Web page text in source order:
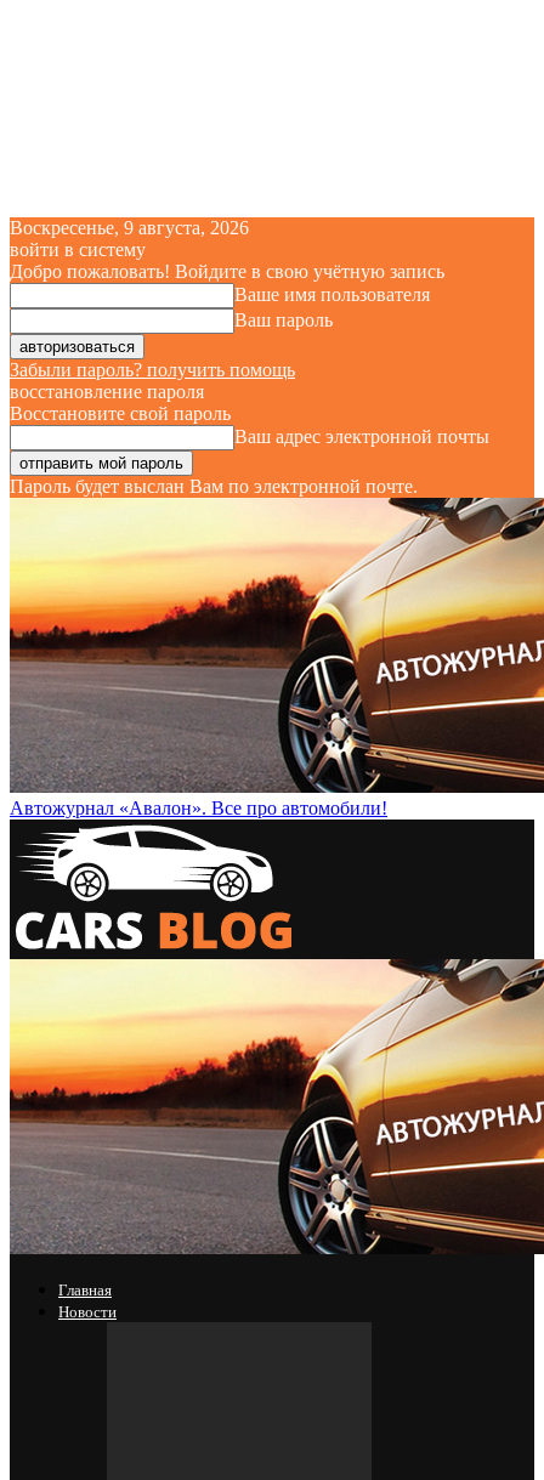
Воскресенье, 9 августа, 2026
войти в систему
Добро пожаловать! Войдите в свою учётную запись
Ваше имя пользователя
Ваш пароль
Забыли пароль? получить помощь
восстановление пароля
Восстановите свой пароль
Ваш адрес электронной почты
Пароль будет выслан Вам по электронной почте.
Автожурнал «Авалон». Все про автомобили!
Главная
Новости